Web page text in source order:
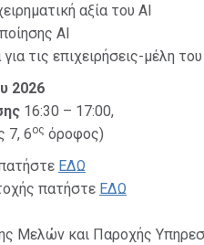
αξία του AI
AI
τις επιχειρήσεις-μέλη
2026
16:30 – 17:00,
7, 6ος όροφος)
ΕΔΩ
πατήστε ΕΔΩ
Μελών και Παροχής